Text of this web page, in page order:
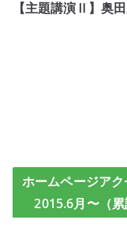
【主題講演Ⅱ】奥
ホームページア
2015.6月〜（累